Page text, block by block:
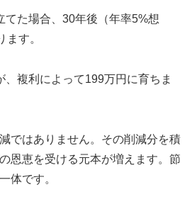
てた場合、30年後（年率5%想
す。
複利によって199万円に育ちま
ではありません。その削減分を積
恩恵を受ける元本が増えます。節
体です。